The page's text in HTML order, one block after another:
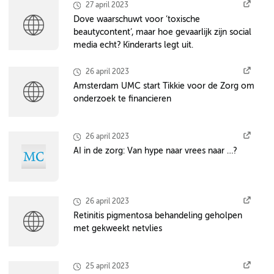
27 april 2023
Dove waarschuwt voor ‘toxische
beautycontent’, maar hoe gevaarlijk zijn social
media echt? Kinderarts legt uit.
26 april 2023
Amsterdam UMC start Tikkie voor de Zorg om
onderzoek te financieren
26 april 2023
AI in de zorg: Van hype naar vrees naar …?
26 april 2023
Retinitis pigmentosa behandeling geholpen
met gekweekt netvlies
25 april 2023